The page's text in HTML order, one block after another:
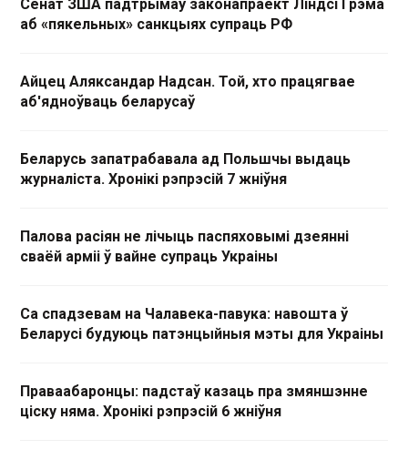
Сенат ЗША падтрымаў законапраект Ліндсі Грэма
аб «пякельных» санкцыях супраць РФ
Айцец Аляксандар Надсан. Той, хто працягвае
аб'ядноўваць беларусаў
Беларусь запатрабавала ад Польшчы выдаць
журналіста. Хронікі рэпрэсій 7 жніўня
Палова расіян не лічыць паспяховымі дзеянні
сваёй арміі ў вайне супраць Украіны
Са спадзевам на Чалавека-павука: навошта ў
Беларусі будуюць патэнцыйныя мэты для Украіны
Праваабаронцы: падстаў казаць пра змяншэнне
ціску няма. Хронікі рэпрэсій 6 жніўня